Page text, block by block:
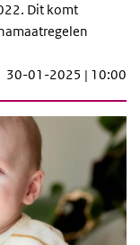
Dit komt
30-01-2025 | 10:00